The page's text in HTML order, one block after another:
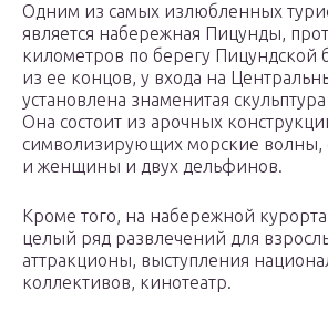
Одним из самых излюбленных
является набережная Пицунды,
километров по берегу Пицундской
из ее концов, у входа на
установлена знаменитая
Она состоит из арочных
символизирующих морские
и женщины и двух дельфинов.
Кроме того, на набережной
целый ряд развлечений для
аттракционы, выступления
коллективов, кинотеатр.